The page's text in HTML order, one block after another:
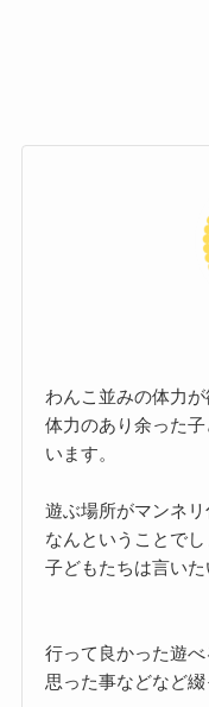
わんこ並みの体力が
体力のあり余った
います。
遊ぶ場所がマンネ
なんということでし
子どもたちは言いた
行って良かった遊
思った事などなど綴